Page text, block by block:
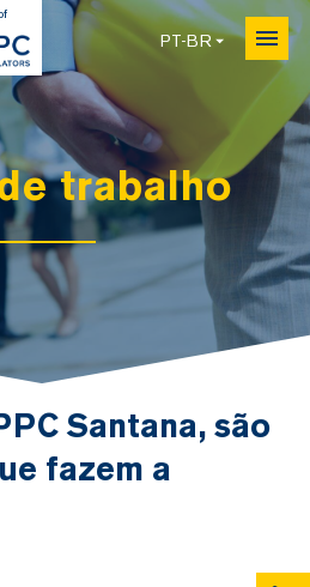
PT-BR
trabalho
Santana, são
fazem a